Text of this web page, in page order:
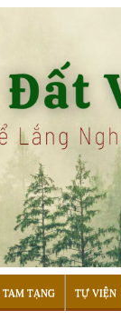
TAM TẠNG TỰ VIỆN